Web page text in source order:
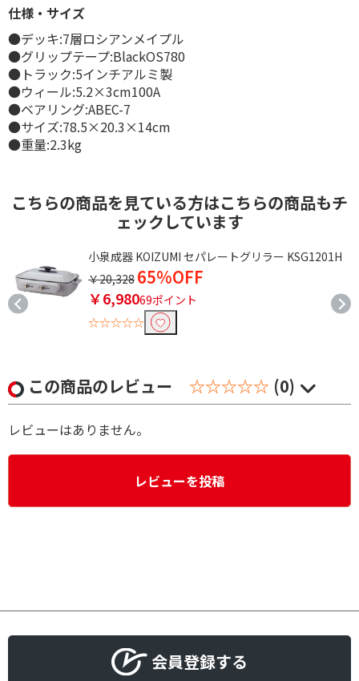
仕様・サイズ
●デッキ:7層ロシアンメイプル
●グリップテープ:BlackOS780
●トラック:5インチアルミ製
●ウィール:5.2×3cm100A
●ベアリング:ABEC-7
●サイズ:78.5×20.3×14cm
●重量:2.3kg
こちらの商品を見ている方はこちらの商品もチ
ェックしています
小泉成器 KOIZUMI セパレートグリラー KSG1201H
￥20,328 65%OFF
￥6,98069ポイント
☆☆☆☆☆
この商品のレビュー ☆☆☆☆☆ (0)
レビューはありません。
レビューを投稿
会員登録する